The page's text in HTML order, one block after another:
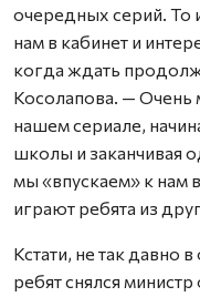
очередных серий. То
нам в кабинет и
когда ждать
Косолапова. —
нашем сериале,
школы и заканчивая
мы «впускаем» к нам
играют ребята из
Кстати, не так давно
ребят снялся